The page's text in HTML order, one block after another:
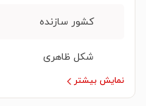
کشور سازنده
شکل ظاهری
نمایش بیشتر